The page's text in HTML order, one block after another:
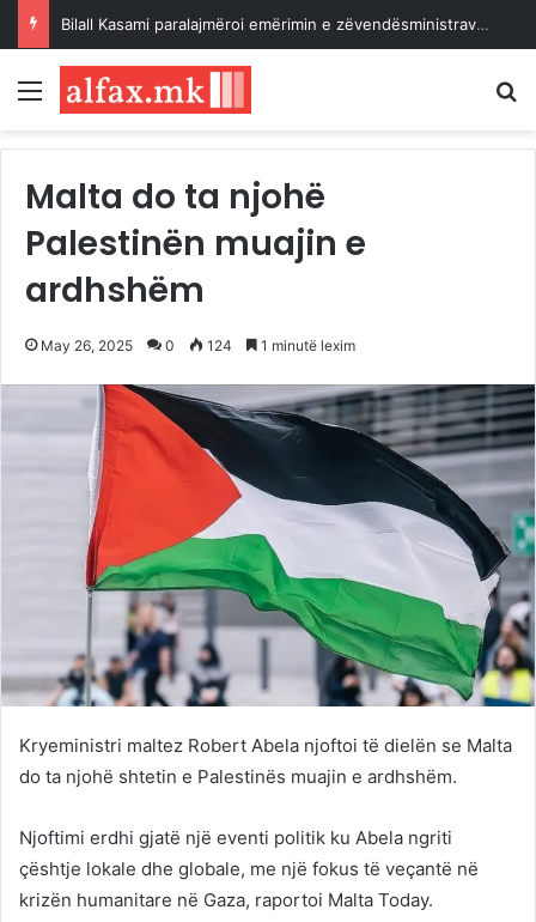
Erdogan: Projektligji për solidaritetin kombëtar, hap kyç për eliminimin e përhershëm të kërcënimit të terrorizmit
Menu
Malta do ta njohë
Palestinën muajin e
ardhshëm
May 26, 2025 0 124 1 minutë lexim
Kryeministri maltez Robert Abela njoftoi të dielën se Malta
do ta njohë shtetin e Palestinës muajin e ardhshëm.
Njoftimi erdhi gjatë një eventi politik ku Abela ngriti
çështje lokale dhe globale, me një fokus të veçantë në
krizën humanitare në Gaza, raportoi Malta Today.